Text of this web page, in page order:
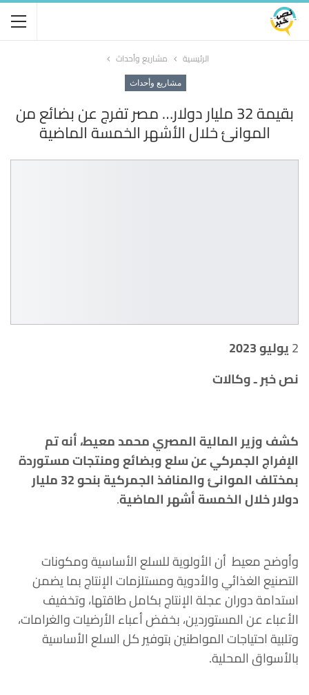
الرئيسية مشاريع وأحداث
مشاريع وأحداث
بقيمة 32 مليار دولار… مصر تفرج عن بضائع من
الموانئ خلال الأشهر الخمسة الماضية
2يوليو 2023
نص خبر ـ وكالات
كشف وزير المالية المصري محمد معيط، أنه تم
الإفراج الجمركي عن سلع وبضائع ومنتجات مستوردة
بمختلف الموانئ والمنافذ الجمركية بنحو 32 مليار
دولار خلال الخمسة أشهر الماضية.
وأوضح معيط أن الأولوية للسلع الأساسية ومكونات
التصنيع الغذائي والأدوية ومستلزمات الإنتاج بما يضمن
استدامة دوران عجلة الإنتاج بكامل طاقتها، وتخفيف
الأعباء عن المستوردين، بخفض أعباء الأرضيات والغرامات،
وتلبية احتياجات المواطنين بتوفير كل السلع الأساسية
بالأسواق المحلية.